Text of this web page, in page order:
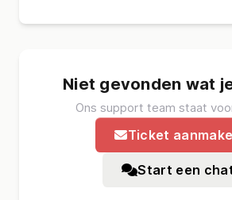
Niet gevonden wat
Ons support team staat
Ticket
Start een